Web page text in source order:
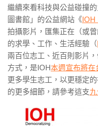
繼續來看科技與公益碰撞
圖書館」的公益網站《IOH
拍攝影片，匯集正在（或
的求學、工作、生活經驗（
兩百位志工、近百則影片
方式，是IOH本週宣布將在
更多學生志工，以更穩定
的更多細節，請參考這支